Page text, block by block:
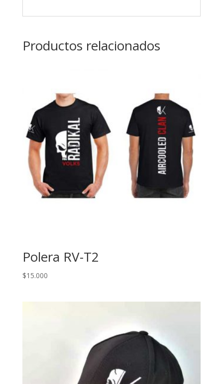
Productos relacionados
Polera RV-T2
$15.000